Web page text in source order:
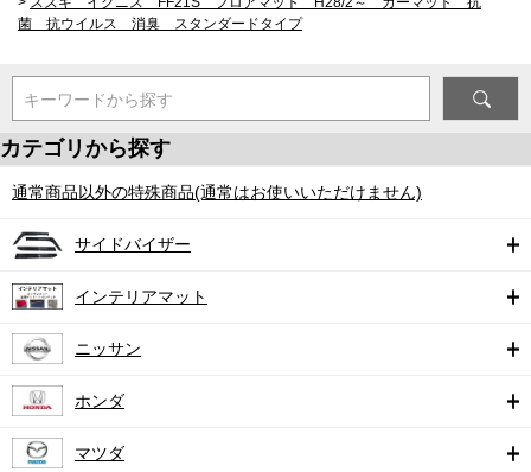
菌 抗ウイルス 消臭 スタンダードタイプ
キーワードから探す
カテゴリから探す
通常商品以外の特殊商品(通常はお使いいただけません)
サイドバイザー
インテリアマット
ニッサン
ホンダ
マツダ